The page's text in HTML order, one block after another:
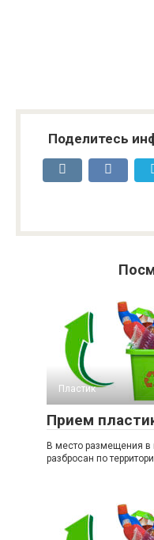
Поделитесь
Пластик
Прием
В место размещения в
разбросан по